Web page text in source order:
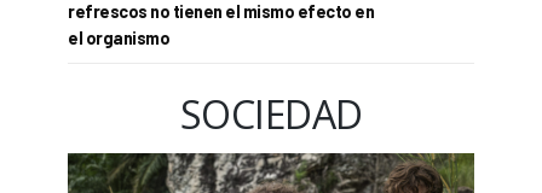
refrescos no tienen el mismo efecto en
el organismo
SOCIEDAD